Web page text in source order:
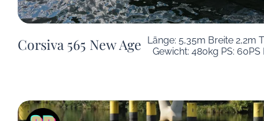
Corsiva 565 New Age
Länge: 5,35m Breite 2,2m
Gewicht: 480kg PS: 60PS